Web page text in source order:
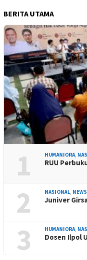
BERITA UTAMA
1 HUMANIORA,
RUU
2 NASIONAL, NEWS
Juniver
3 HUMANIORA,
Dosen Ilpol